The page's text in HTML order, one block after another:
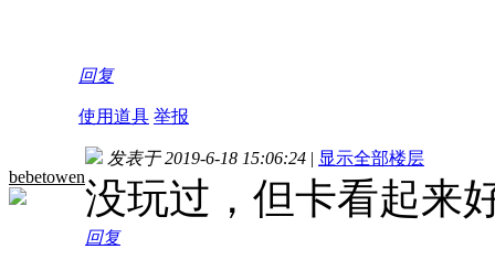
回复
使用道具 举报
bebetowen
发表于 2019-6-18 15:06:24 | 显示全部楼层
没玩过，但卡看起来
回复